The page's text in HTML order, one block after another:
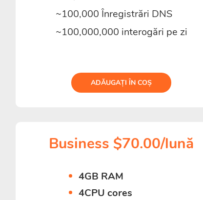
~100,000 Înregistrări DNS
~100,000,000 interogări pe zi
ADĂUGAȚI ÎN COȘ
Business $70.00/lună
4GB RAM
4CPU cores